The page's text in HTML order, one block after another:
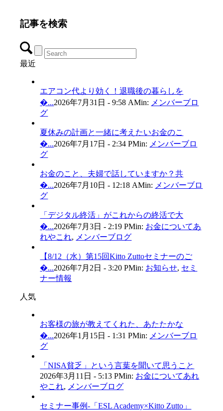
記事を検索
最近
エアコン代より効く！退職後の暮らしを
�...2026年7月31日 - 9:58 AMin: メンバーブロ
グ
夏休みの計画と一緒に考えたいお金のこ
�...2026年7月17日 - 2:34 PMin: メンバーブロ
グ
お金のこと、夫婦で話していますか？共
�...2026年7月10日 - 12:18 AMin: メンバーブロ
グ
「デジタル終活」がこれからの終活で大
�...2026年7月3日 - 2:19 PMin: お金についてあ
れやこれ, メンバーブログ
【8/12（水）第15回Kitto Zuttoセミナーのご
�...2026年7月2日 - 3:20 PMin: お知らせ, セミ
ナー情報
人気
お客様の旅が教えてくれた、あたたかな
�...2026年1月15日 - 1:31 PMin: メンバーブロ
グ
「NISA貧乏」という言葉を聞いて思うこと
2026年3月11日 - 5:13 PMin: お金についてあれ
やこれ, メンバーブログ
セミナー事例-「ESL Academy×Kitto Zutto」